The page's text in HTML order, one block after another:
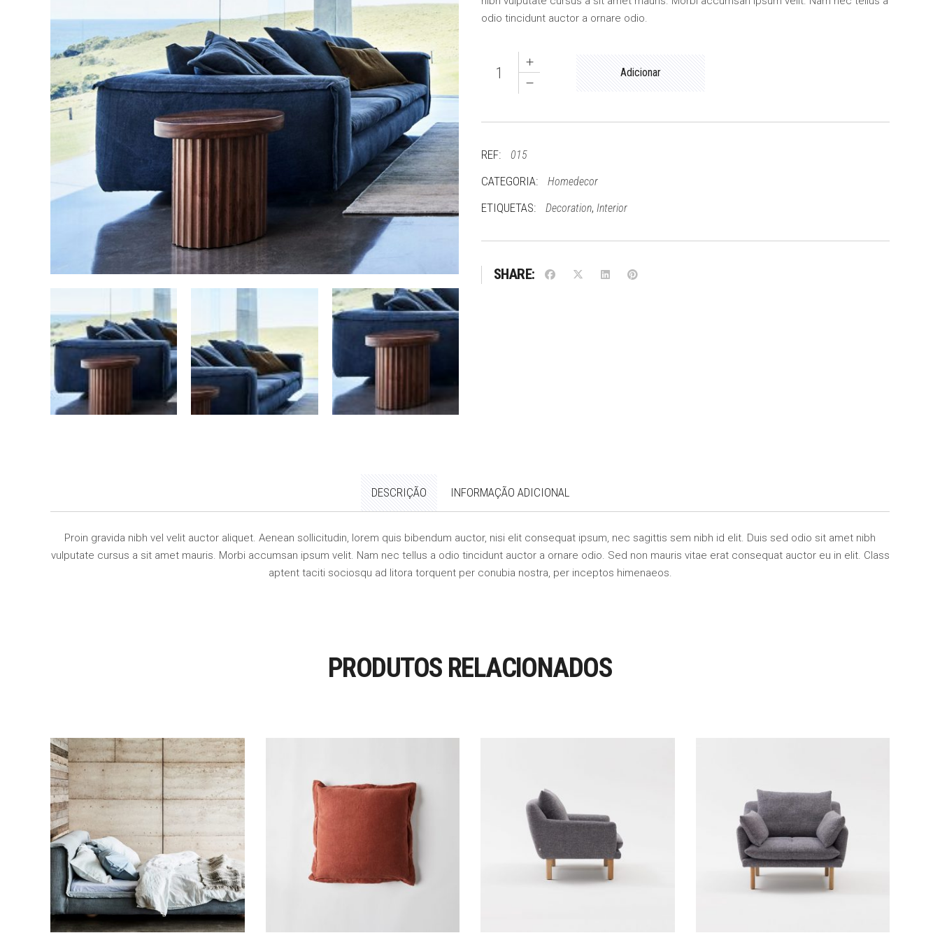
£150.00.£100.00.
odio tincidunt auctor a ornare odio.
quantity
Adicionar
REF: 015
CATEGORIA: Homedecor
ETIQUETAS: Decoration, Interior
SHARE:
DESCRIÇÃO INFORMAÇÃO ADICIONAL
Proin gravida nibh vel velit auctor aliquet. Aenean sollicitudin, lorem quis bibendum auctor, nisi elit consequat ipsum, nec sagittis sem nibh id elit. Duis sed odio sit amet nibh
vulputate cursus a sit amet mauris. Morbi accumsan ipsum velit. Nam nec tellus a odio tincidunt auctor a ornare odio. Sed non mauris vitae erat consequat auctor eu in elit. Class
aptent taciti sociosqu ad litora torquent per conubia nostra, per inceptos himenaeos.
PRODUTOS RELACIONADOS
Adicionar Adicionar